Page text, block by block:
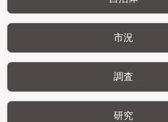
市況
調査
研究